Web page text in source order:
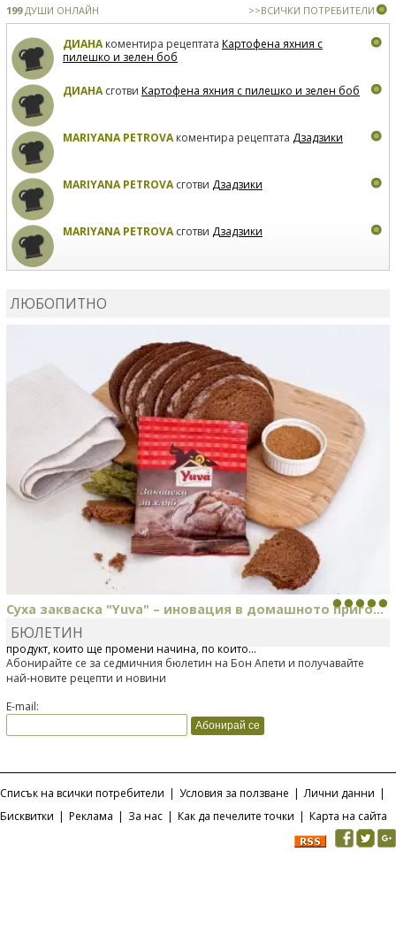
199ДУШИ ОНЛАЙН >>ВСИЧКИ ПОТРЕБИТЕЛИ
ДИАНАкоментира рецептата Картофена яхния с
пилешко и зелен боб
ДИАНАсготви Картофена яхния с пилешко и зелен боб
MARIYANA PETROVAкоментира рецептата Дзадзики
MARIYANA PETROVAсготви Дзадзики
MARIYANA PETROVAсготви Дзадзики
ЛЮБОПИТНО
Суха закваска "Yuva" – иновация в домашното приго...
Отскоро Лесафр България стартира предлагането на изцяло нов
продукт, който ще промени начина, по който...
БЮЛЕТИН
Абонирайте се за седмичния бюлетин на Бон Апети и получавайте
най-новите рецепти и новини
E-mail:
Списък на всички потребители | Условия за ползване | Лични данни |
Бисквитки | Реклама | За нас | Как да печелите точки | Карта на сайта